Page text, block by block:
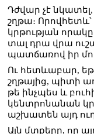
Դժվար չէ
շղթա։
կրթության որակը
տալ դրա վրա
պատճառով իր
Ու հետևաբար,
շղթայից, պիտի
թե ինչպես և
կենտրոնանան
աշխատեն այդ
Այն մտքերը, որ